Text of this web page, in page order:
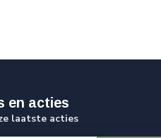
en acties
laatste acties